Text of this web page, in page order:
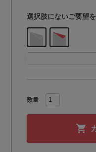
選択肢にないご要望